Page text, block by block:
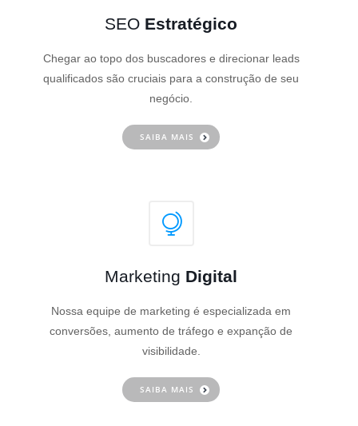
SEO Estratégico
Chegar ao topo dos buscadores e direcionar leads
qualificados são cruciais para a construção de seu
negócio.
SAIBA MAIS
Marketing Digital
Nossa equipe de marketing é especializada em
conversões, aumento de tráfego e expanção de
visibilidade.
SAIBA MAIS